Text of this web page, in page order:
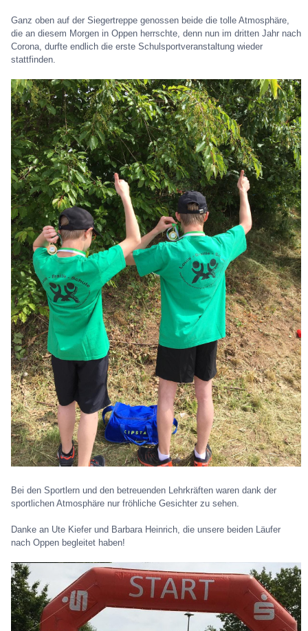
Ganz oben auf der Siegertreppe genossen beide die tolle Atmosphäre,
die an diesem Morgen in Oppen herrschte, denn nun im dritten Jahr nach
Corona, durfte endlich die erste Schulsportveranstaltung wieder
stattfinden.
Bei den Sportlern und den betreuenden Lehrkräften waren dank der
sportlichen Atmosphäre nur fröhliche Gesichter zu sehen.
Danke an Ute Kiefer und Barbara Heinrich, die unsere beiden Läufer
nach Oppen begleitet haben!